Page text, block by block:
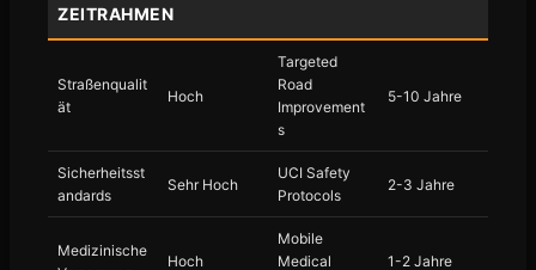
ZEITRAHMEN
Straßenqualit
ät
Hoch
Targeted
Road
Improvement
s
5-10 Jahre
Sicherheitsst
andards
Sehr Hoch
UCI Safety
Protocols
2-3 Jahre
Medizinische
Hoch
Mobile
Medical
1-2 Jahre